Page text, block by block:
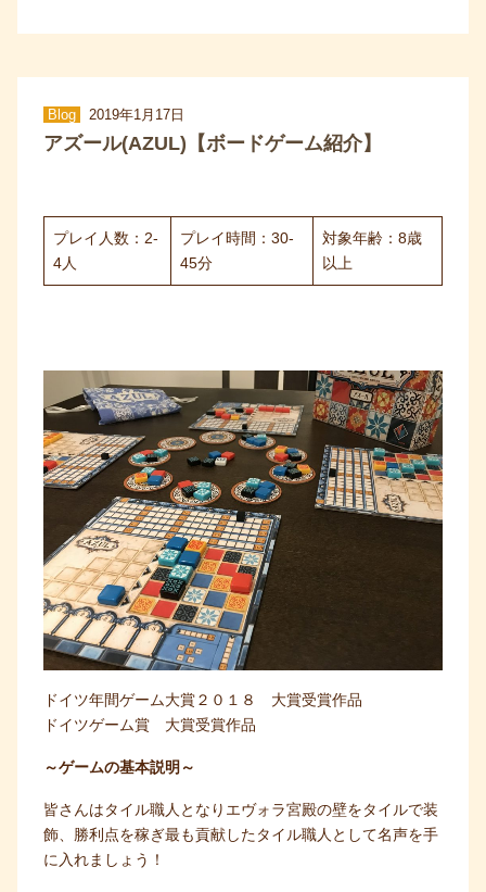
Blog 2019年1月17日
アズール(AZUL)【ボードゲーム紹介】
プレイ人数：2-
4人
プレイ時間：30-
45分
対象年齢：8歳
以上
ドイツ年間ゲーム大賞２０１８ 大賞受賞作品
ドイツゲーム賞 大賞受賞作品
～ゲームの基本説明～
皆さんはタイル職人となりエヴォラ宮殿の壁をタイルで装
飾、勝利点を稼ぎ最も貢献したタイル職人として名声を手
に入れましょう！